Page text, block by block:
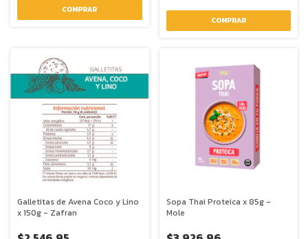
Galletitas de Avena Coco y Lino
x 150g - Zafran
Sopa Thai Proteica x 85g -
Mole